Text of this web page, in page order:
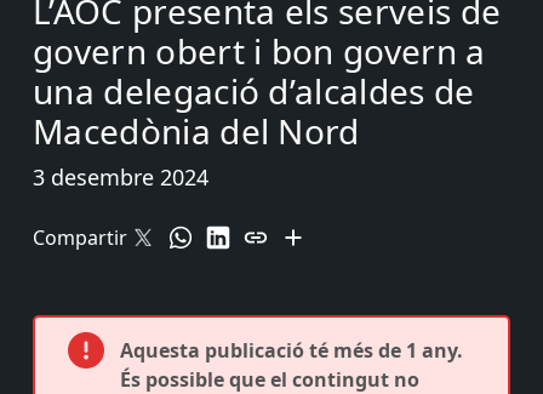
L’AOC presenta els serveis de
govern obert i bon govern a
una delegació d’alcaldes de
Macedònia del Nord
3 desembre 2024
Compartir
Aquesta publicació té més de 1 any.
És possible que el contingut no